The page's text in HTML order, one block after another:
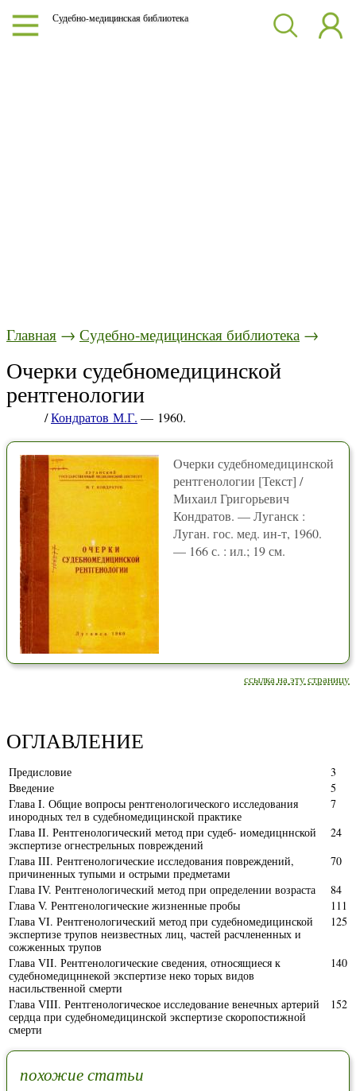
Судебно-медицинская библиотека
Главная → Судебно-медицинская библиотека →
Очерки судебномедицинской
рентгенологии
/Кондратов М.Г. — 1960.
Очерки судебномедицинской
рентгенологии [Текст] /
Михаил Григорьевич
Кондратов. — Луганск :
Луган. гос. мед. ин-т, 1960.
— 166 с. : ил.; 19 см.
ссылка на эту страницу
ОГЛАВЛЕНИЕ
Предисловие
3
Введение
5
Глава I. Общие вопросы рентгенологического исследования
инородных тел в судебномедицинской практике
7
Глава II. Рентгенологический метод при судеб- иомедицннской
экспертизе огнестрельных повреждений
24
Глава III. Рентгенологические исследования повреждений,
причиненных тупыми и острыми предметами
70
Глава IV. Рентгенологический метод при определении возраста
84
Глава V. Рентгенологические жизненные пробы
111
Глава VI. Рентгенологический метод при судебномедицинской
экспертизе трупов неизвестных лиц, частей расчлененных и
сожженных трупов
125
Глава VII. Рентгенологические сведения, относящиеся к
судебномедицннекой экспертизе неко торых видов
насильственной смерти
140
Глава VIII. Рентгенологическое исследование венечных артерий
сердца при судебномедицинской экспертизе скоропостижной
смерти
152
похожие статьи